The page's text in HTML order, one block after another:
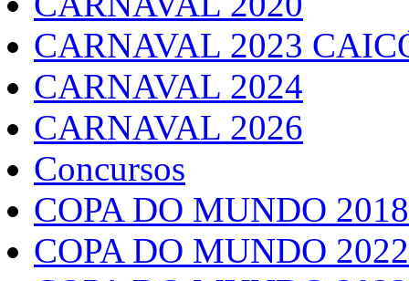
CARNAVAL 2023
CARNAVAL 2024
CARNAVAL 2026
Concursos
COPA DO MUNDO 2018
COPA DO MUNDO 2022